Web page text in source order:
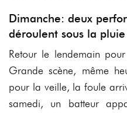
Dimanche: deux
déroulent sous la pluie
Retour le lendemain
Grande scène, même
pour la veille, la foule
samedi, un batteur